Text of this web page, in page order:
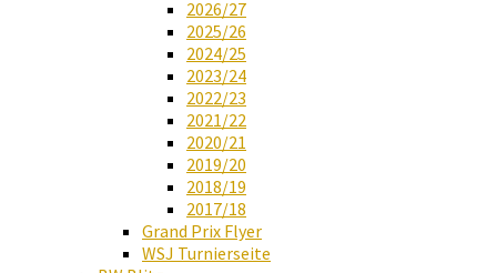
2026/27
2025/26
2024/25
2023/24
2022/23
2021/22
2020/21
2019/20
2018/19
2017/18
Grand Prix Flyer
WSJ Turnierseite